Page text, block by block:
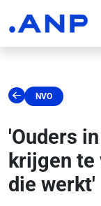
NVO
'Ouders
krijgen te
die werkt'